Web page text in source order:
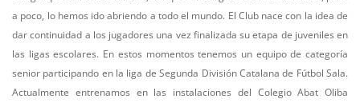
a poco, lo hemos ido abriendo a todo el mundo. El Club nace con la idea de
dar continuidad a los jugadores una vez finalizada su etapa de juveniles en
las ligas escolares. En estos momentos tenemos un equipo de categoría
senior participando en la liga de Segunda División Catalana de Fútbol Sala.
Actualmente entrenamos en las instalaciones del Colegio Abat Oliba